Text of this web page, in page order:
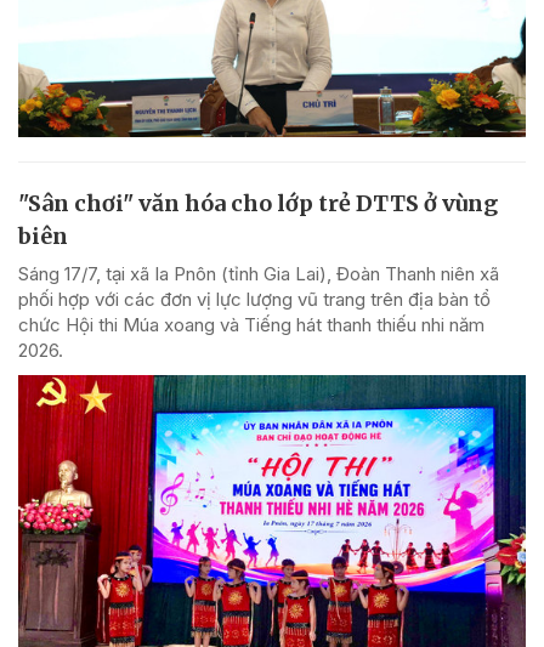
"Sân chơi" văn hóa cho lớp trẻ DTTS ở vùng
biên
Sáng 17/7, tại xã Ia Pnôn (tỉnh Gia Lai), Đoàn Thanh niên xã
phối hợp với các đơn vị lực lượng vũ trang trên địa bàn tổ
chức Hội thi Múa xoang và Tiếng hát thanh thiếu nhi năm
2026.